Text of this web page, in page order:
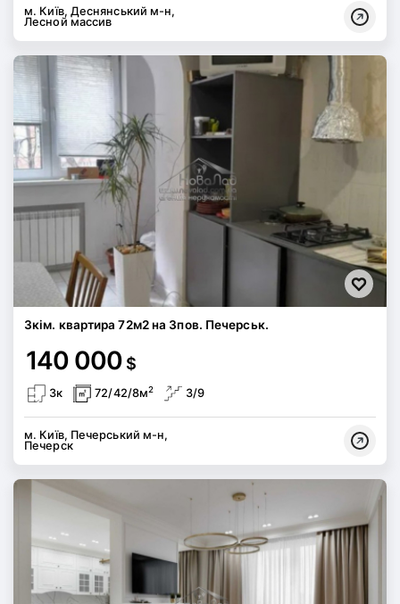
м. Київ, Деснянський м-н,
Лесной массив
3кім. квартира 72м2 на 3пов. Печерськ.
140 000 $
3к 72/42/8м2 3/9
м. Київ, Печерський м-н,
Печерск